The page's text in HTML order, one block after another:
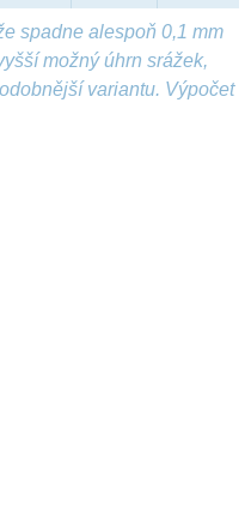
spadne alespoň 0,1 mm
možný úhrn srážek,
variantu. Výpočet